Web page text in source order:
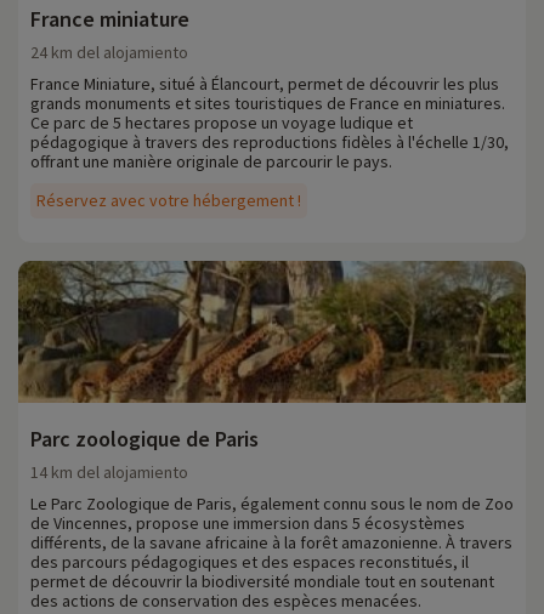
France miniature
Réservez avec votre hébergement !
24 km del alojamiento
France Miniature, situé à Élancourt, permet de découvrir les plus
grands monuments et sites touristiques de France en miniatures.
Ce parc de 5 hectares propose un voyage ludique et
pédagogique à travers des reproductions fidèles à l'échelle 1/30,
offrant une manière originale de parcourir le pays.
Parc zoologique de Paris
14 km del alojamiento
Le Parc Zoologique de Paris, également connu sous le nom de Zoo
de Vincennes, propose une immersion dans 5 écosystèmes
différents, de la savane africaine à la forêt amazonienne. À travers
des parcours pédagogiques et des espaces reconstitués, il
permet de découvrir la biodiversité mondiale tout en soutenant
des actions de conservation des espèces menacées.